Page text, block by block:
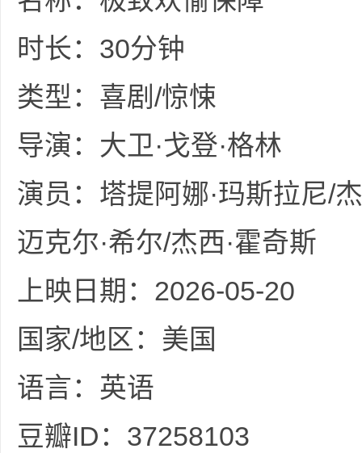
时长：30分钟
类型：喜剧/惊悚
导演：大卫·戈登·格林
演员：塔提阿娜·玛斯拉尼/
迈克尔·希尔/杰西·霍奇斯
上映日期：2026-05-20
国家/地区：美国
语言：英语
豆瓣ID：37258103